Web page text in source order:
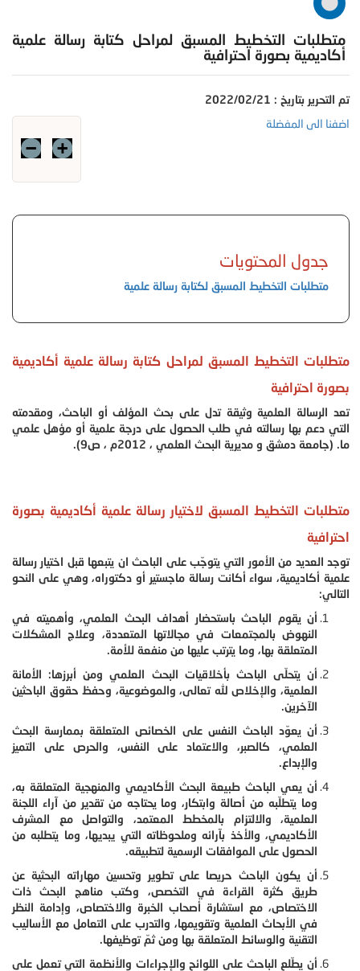
متطلبات التخطيط المسبق لمراحل كتابة رسالة علمية
أكاديمية بصورة احترافية
تم التحرير بتاريخ : 2022/02/21
اضفنا الى المفضلة
جدول المحتويات
متطلبات التخطيط المسبق لكتابة رسالة علمية
متطلبات التخطيط المسبق لمراحل كتابة رسالة علمية أكاديمية
بصورة احترافية
تعد الرسالة العلمية وثيقة تدل على بحث المؤلف أو الباحث، ومقدمته
التي دعم بها رسالته في طلب الحصول على درجة علمية أو مؤهل علمي
ما. (جامعة دمشق و مديرية البحث العلمي ، 2012م ، ص9).
متطلبات التخطيط المسبق لاختيار رسالة علمية أكاديمية بصورة
احترافية
توجد العديد من الأمور التي يتوجّب على الباحث ان يتبعها قبل اختيار رسالة
علمية أكاديمية، سواء أكانت رسالة ماجستير أو دكتوراه، وهي على النحو
التالي:
أن يقوم الباحث باستحضار أهداف البحث العلمي، وأهميته في
النهوض بالمجتمعات في مجالاتها المتعددة، وعلاج المشكلات
المتعلقة بها، وما يترتب عليها من منفعة للأمة.
أن يتحلّى الباحث بأخلاقيات البحث العلمي ومن أبرزها: الأمانة
العلمية، والإخلاص لله تعالى، والموضوعية، وحفظ حقوق الباحثين
الآخرين.
أن يعوّد الباحث النفس على الخصائص المتعلقة بممارسة البحث
العلمي، كالصبر، والاعتماد على النفس، والحرص على التميز
والإبداع.
أن يعي الباحث طبيعة البحث الأكاديمي والمنهجية المتعلقة به،
وما يتطلّبه من أصالة وابتكار، وما يحتاجه من تقدير من آراء اللجنة
العلمية، والالتزام بالمخطط المعتمد، والتواصل مع المشرف
الأكاديمي، والأخذ بآرائه وملحوظاته التي يبديها، وما يتطلبه من
الحصول على الموافقات الرسمية لتطبيقه.
أن يكون الباحث حريصا على تطوير وتحسين مهاراته البحثية عن
طريق كثرة القراءة في التخصص، وكتب مناهج البحث ذات
الاختصاص، مع استشارة أصحاب الخبرة والاختصاص، وإدامة النظر
في الأبحاث العلمية وتقويمها، والتدرب على التعامل مع الأساليب
التقنية والوسائط المتعلقة بها ومن ثمّ توظيفها.
أن يطّلع الباحث على اللوائح والإجراءات والأنظمة التي تعمل على